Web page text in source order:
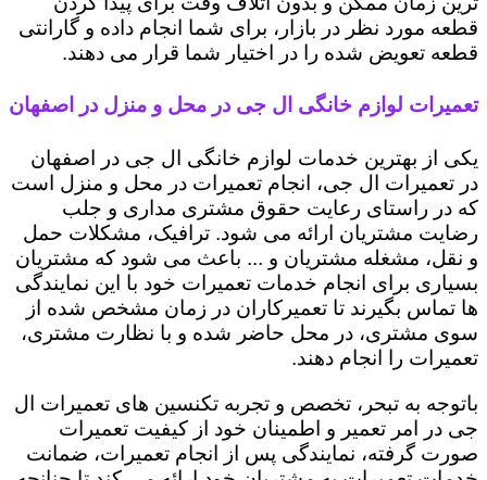
قطعه مورد نظر در بازار، برای شما انجام داده و گارانتی
قطعه تعویض شده را در اختیار شما قرار می دهند.
تعمیرات لوازم خانگی ال جی در محل و منزل در اصفهان
یکی از بهترین خدمات لوازم خانگی ال جی در اصفهان
در تعمیرات ال جی، انجام تعمیرات در محل و منزل است
که در راستای رعایت حقوق مشتری مداری و جلب
رضایت مشتریان ارائه می شود. ترافیک، مشکلات حمل
و نقل، مشغله مشتریان و ... باعث می شود که مشتریان
بسیاری برای انجام خدمات تعمیرات خود با این نمایندگی
ها تماس بگیرند تا تعمیرکاران در زمان مشخص شده از
سوی مشتری، در محل حاضر شده و با نظارت مشتری،
تعمیرات را انجام دهند.
باتوجه به تبحر، تخصص و تجربه تکنسین های تعمیرات ال
جی در امر تعمیر و اطمینان خود از کیفیت تعمیرات
صورت گرفته، نمایندگی پس از انجام تعمیرات، ضمانت